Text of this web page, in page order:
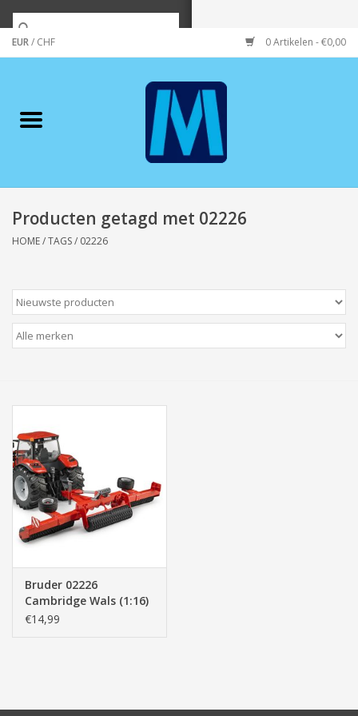
EUR/ CHF 0 Artikelen - €0,00
Merken
Wonen/koken/huishouden
Wenskaarten
Zeeuws/Streek
Boeken
Elektra
Baby & Peuter
Speelgoed & hobby
Cadeau & feest
Producten getagd met 02226
HOME/TAGS/ 02226
Bruder 02226
Cambridge Wals (1:16)
€14,99